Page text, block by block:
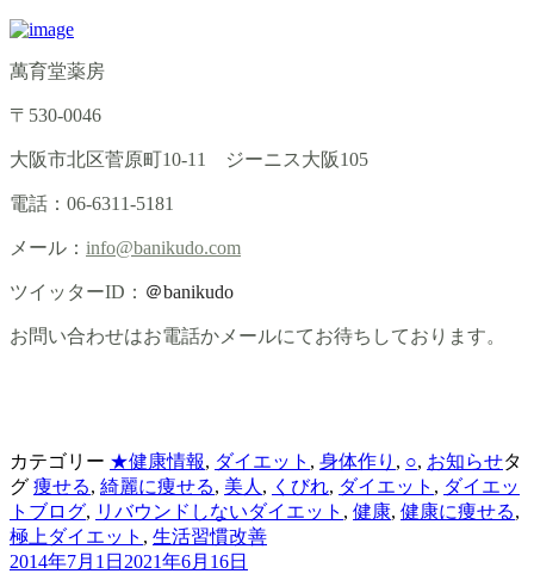
萬育堂薬房
〒530-0046
大阪市北区菅原町10-11 ジーニス大阪105
電話：06-6311-5181
メール： info@banikudo.com
ツイッターID： ＠banikudo
お問い合わせはお電話かメールにてお待ちしております。
カテゴリー ★健康情報, ダイエット , 身体作り , ○, お知らせタ
グ 痩せる, 綺麗に痩せる, 美人 , くびれ, ダイエット , ダイエッ
トブログ, リバウンドしないダイエット , 健康, 健康に痩せる,
極上ダイエット , 生活習慣改善
2014年7月1日 2021年6月16日